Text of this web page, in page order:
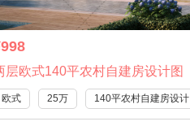
层欧式140平农村自建房设计图
欧式 25万 140平农村自建房设计